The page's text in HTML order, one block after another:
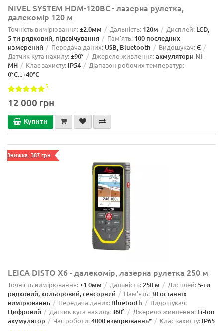
NIVEL SYSTEM HDM-120BC - лазерна рулетка,
далекомір 120 м
Точність вимірювання:±2.0мм Дальність: 120м Дисплей: LCD,
5-ти рядковий, підсвічування
Пам'ять: 100 последних
измерений
Передача даних: USB, Bluetooth Видошукач:Є
Датчик кута нахилу:±90° Джерело живлення:акмулятори Ni-
MH
Клас захисту: IP54 Діапазон робочих температур:
0°С...+40°С
5
12 000 грн
Купити
Знижка: 387 грн
LEICA DISTO X6 - далекомір, лазерна рулетка 250 м
Точність вимірювання:±1.0мм Дальність:250 м Дисплей: 5-ти
рядковий, кольоровий, сенсорний
Пам'ять:30 останніх
вимірюваннь
Передача даних: Bluetooth Видошукач:
Цифровий Датчик кута нахилу:360° Джерело живлення: Li-Ion
акумулятор
Час роботи:4000 вимірюваннь* Клас захисту: IP65